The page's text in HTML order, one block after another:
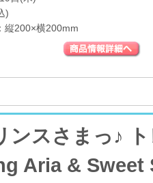
)
縦200×横200mm
スさまっ♪
Aria & Sweet